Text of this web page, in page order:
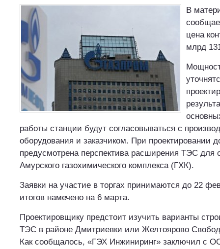
В
цена
млрд
работы станции будут согласовываться с
оборудования и заказчиком. При проектировании
предусмотрена перспектива расширения ТЭС для
Амурского газохимического комплекса (ГХК).
Заявки на участие в торгах принимаются до 22
итогов намечено на 6 марта.
Проектировщику предстоит изучить варианты
ТЭС в районе Дмитриевки или Желтоярово
Как сообщалось, «ГЭХ Инжиниринг» заключил с